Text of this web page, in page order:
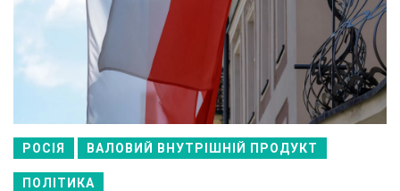
РОСІЯ ВАЛОВИЙ ВНУТРІШНІЙ ПРОДУКТ
ПОЛІТИКА